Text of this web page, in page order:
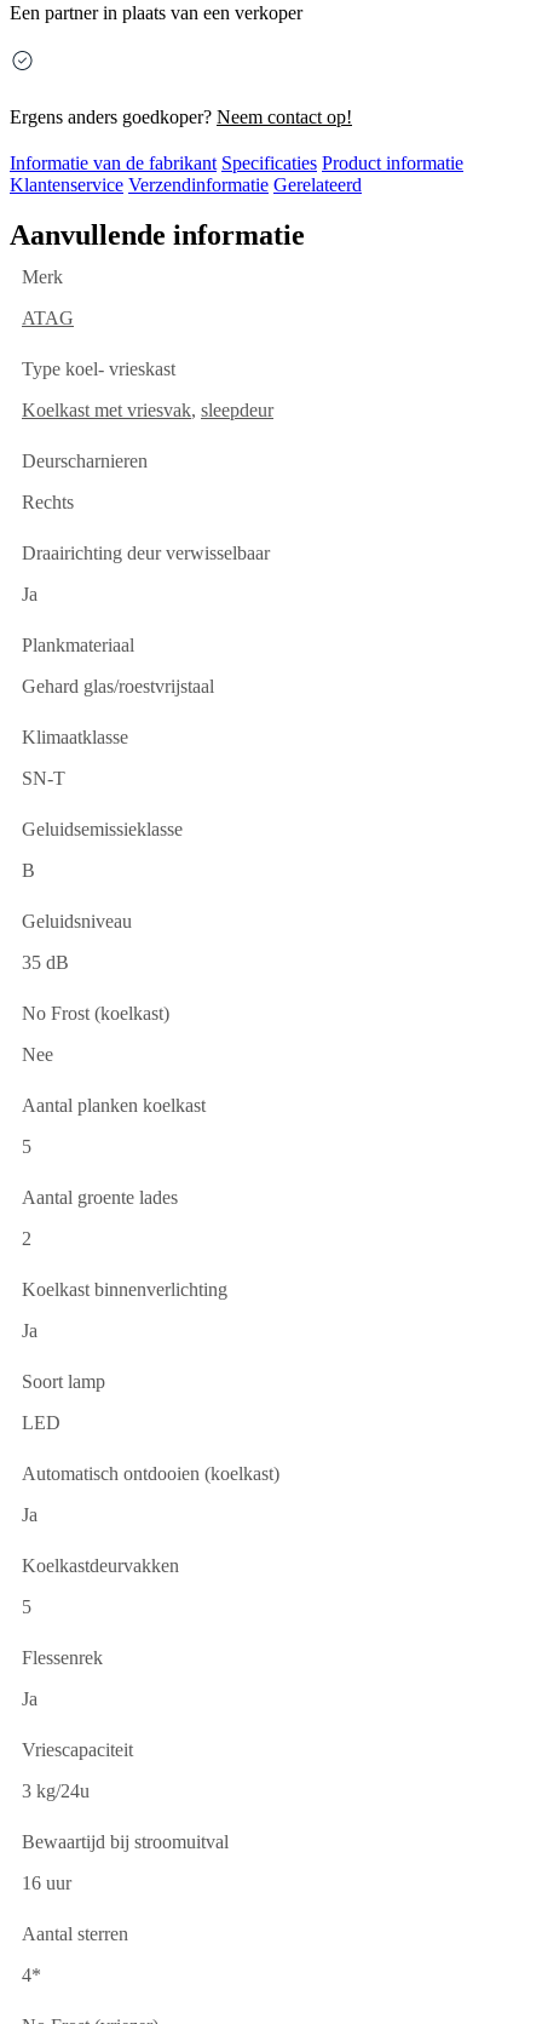
Een partner in plaats van een verkoper
Ergens anders goedkoper? Neem contact op!
Informatie van de fabrikant Specificaties Product informatie
Klantenservice Verzendinformatie Gerelateerd
Aanvullende informatie
Merk
ATAG
Type koel- vrieskast
Koelkast met vriesvak, sleepdeur
Deurscharnieren
Rechts
Draairichting deur verwisselbaar
Ja
Plankmateriaal
Gehard glas/roestvrijstaal
Klimaatklasse
SN-T
Geluidsemissieklasse
B
Geluidsniveau
35 dB
No Frost (koelkast)
Nee
Aantal planken koelkast
5
Aantal groente lades
2
Koelkast binnenverlichting
Ja
Soort lamp
LED
Automatisch ontdooien (koelkast)
Ja
Koelkastdeurvakken
5
Flessenrek
Ja
Vriescapaciteit
3 kg/24u
Bewaartijd bij stroomuitval
16 uur
Aantal sterren
4*